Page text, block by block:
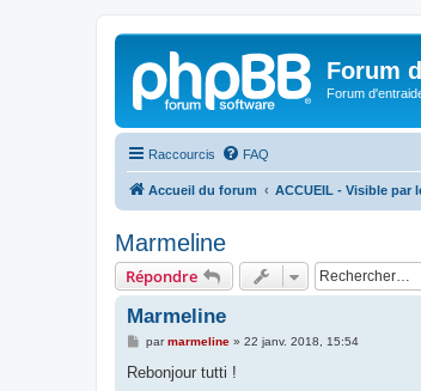
Forum
Forum
Raccourcis FAQ
Accueil du forum ACCUEIL - Visible par
Marmeline
Répondre
Marmeline
M
s
parmarmeline» 22 janv. 2018, 15:54
Rebonjour tutti !